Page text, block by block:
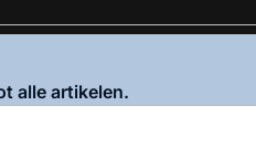
|Privacy instellingen
alle artikelen.